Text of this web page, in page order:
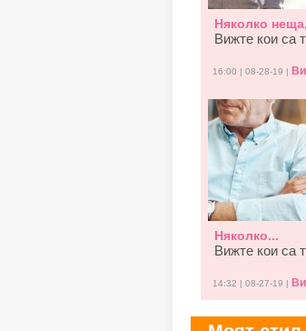
Няколко
Вижте кои са
16:00 | 08-28-19 |
Няколко...
Вижте кои са
14:32 | 08-27-19 |